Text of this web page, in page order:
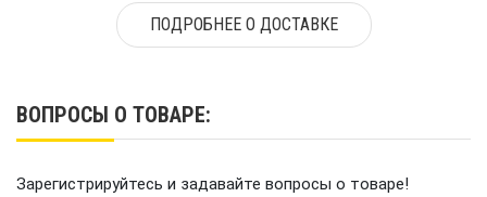
ПОДРОБНЕЕ О ДОСТАВКЕ
ВОПРОСЫ О ТОВАРЕ:
Зарегистрируйтесь и задавайте вопросы о товаре!